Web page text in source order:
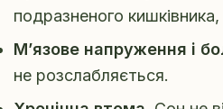
подразненого кишківника,
М’язове напруження і
не розслабляється.